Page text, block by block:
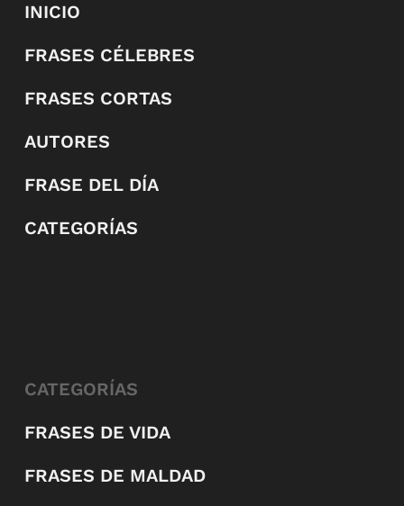
INICIO
FRASES CÉLEBRES
FRASES CORTAS
AUTORES
FRASE DEL DÍA
CATEGORÍAS
CATEGORÍAS
FRASES DE VIDA
FRASES DE MALDAD